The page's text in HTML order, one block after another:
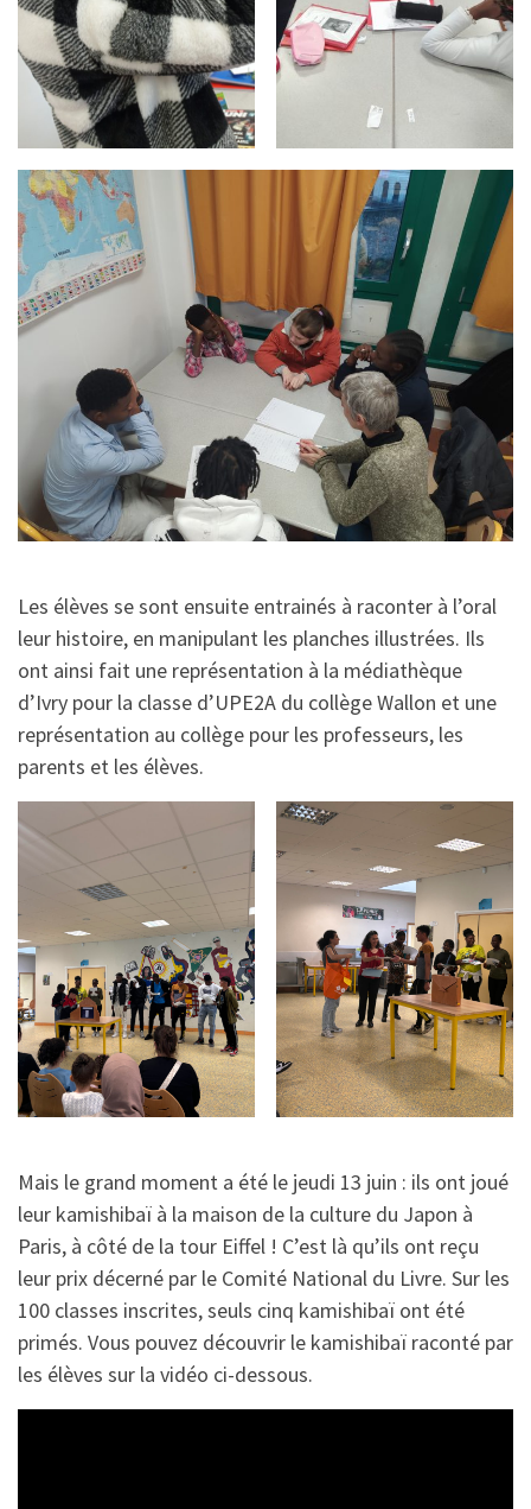
Les élèves se sont ensuite entrainés à raconter à l’oral
leur histoire, en manipulant les planches illustrées. Ils
ont ainsi fait une représentation à la médiathèque
d’Ivry pour la classe d’UPE2A du collège Wallon et une
représentation au collège pour les professeurs, les
parents et les élèves.
Mais le grand moment a été le jeudi 13 juin : ils ont joué
leur kamishibaï à la maison de la culture du Japon à
Paris, à côté de la tour Eiffel ! C’est là qu’ils ont reçu
leur prix décerné par le Comité National du Livre. Sur les
100 classes inscrites, seuls cinq kamishibaï ont été
primés. Vous pouvez découvrir le kamishibaï raconté par
les élèves sur la vidéo ci-dessous.